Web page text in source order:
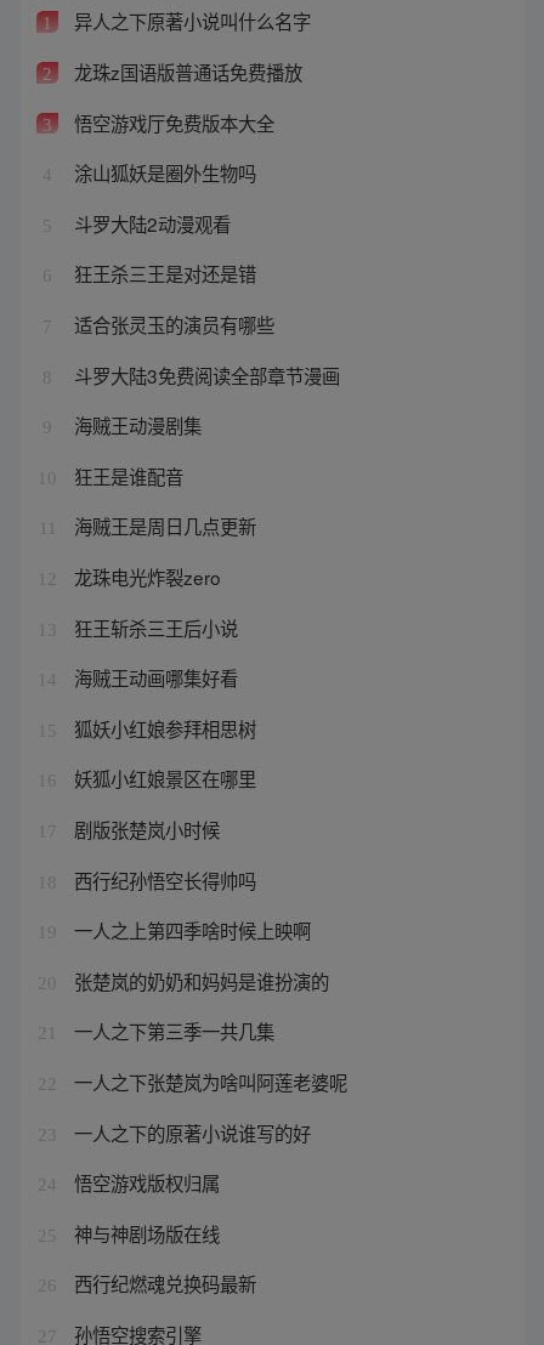
1 异人之下原著小说叫什么名字
2 龙珠z国语版普通话免费播放
3 悟空游戏厅免费版本大全
4 涂山狐妖是圈外生物吗
5 斗罗大陆2动漫观看
6 狂王杀三王是对还是错
7 适合张灵玉的演员有哪些
8 斗罗大陆3免费阅读全部章节漫画
9 海贼王动漫剧集
10 狂王是谁配音
海贼王是周日几点更新
12 龙珠电光炸裂zero
13 狂王斩杀三王后小说
14 海贼王动画哪集好看
15 狐妖小红娘参拜相思树
16 妖狐小红娘景区在哪里
17 剧版张楚岚小时候
18 西行纪孙悟空长得帅吗
19 一人之上第四季啥时候上映啊
20 张楚岚的奶奶和妈妈是谁扮演的
21 一人之下第三季一共几集
22 一人之下张楚岚为啥叫阿莲老婆呢
23 一人之下的原著小说谁写的好
24 悟空游戏版权归属
25 神与神剧场版在线
26 西行纪燃魂兑换码最新
27 孙悟空搜索引擎